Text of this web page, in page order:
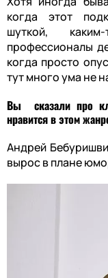
когда этот
шуткой,
профессионалы
когда просто
тут много ума не
Вы сказали про
нравится в этом
Андрей
вырос в плане